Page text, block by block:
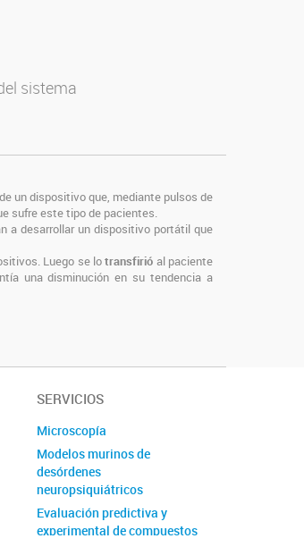
sistema
un dispositivo que, mediante pulsos de
sufre este tipo de pacientes.
a desarrollar un dispositivo portátil que
Luego se lotransfirió al paciente
una disminución en su tendencia a
SERVICIOS
Microscopía
Modelos murinos de
desórdenes
neuropsiquiátricos
Evaluación predictiva y
experimental de compuestos